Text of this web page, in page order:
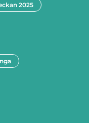
2025